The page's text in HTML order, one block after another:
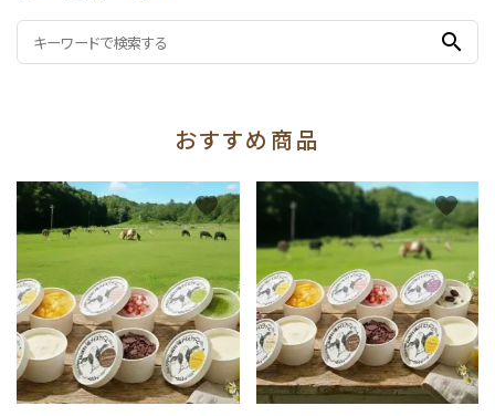
search
おすすめ商品
favorite favorite